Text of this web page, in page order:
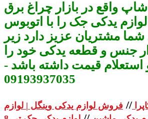
واقع در بازار چراغ برق
یدکی جک را با اتوبوس
شما مشتریان عزیز دارد زیر
جنس و قطعه یدکی خود را
استعلام قیمت داشته باشد -
09193937035
// فروش لوازم یدکی وینگل | لوازم